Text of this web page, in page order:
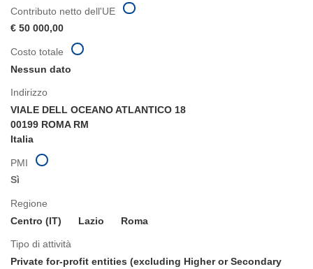
Contributo netto dell'UE
€ 50 000,00
Indirizzo
VIALE DELL OCEANO ATLANTICO 18
00199 ROMA RM
Italia
PMI
Sì
Regione
Centro (IT)
Lazio Roma
Tipo di attività
Private for-profit entities (excluding Higher or Secondary
Costo totale
Nessun dato